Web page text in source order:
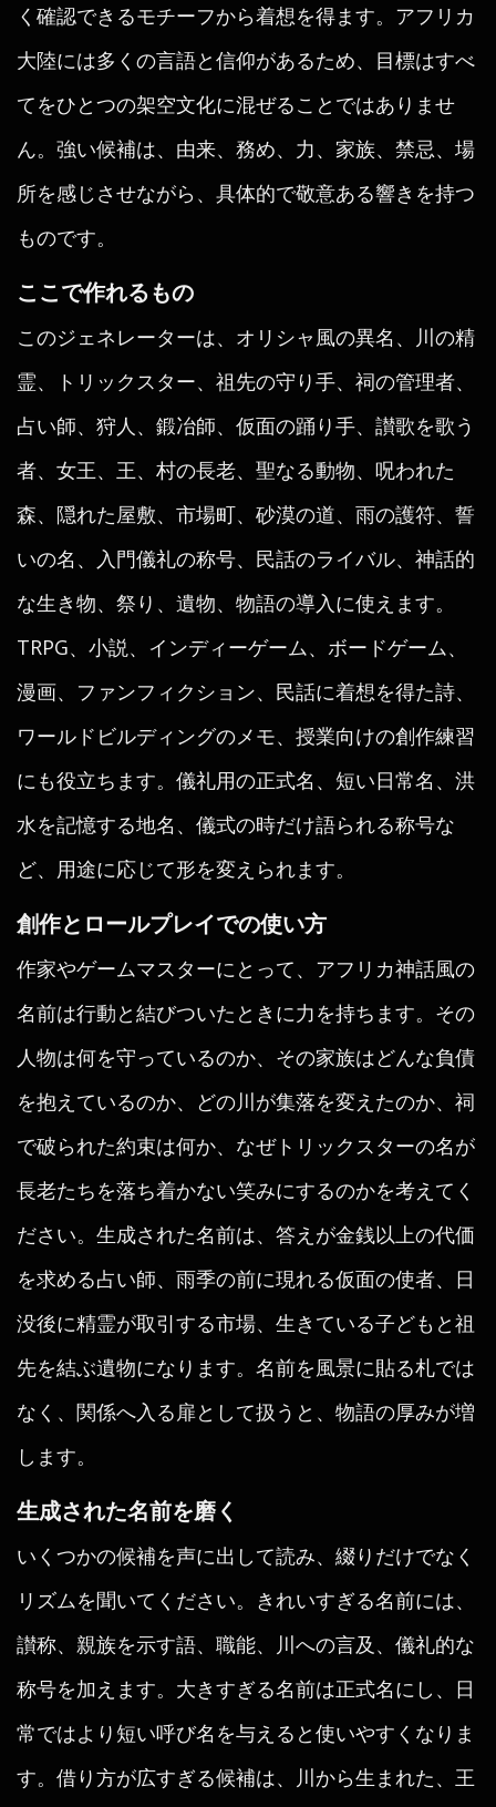
く確認できるモチーフから着想を得ます。アフリカ
大陸には多くの言語と信仰があるため、目標はすべ
てをひとつの架空文化に混ぜることではありませ
ん。強い候補は、由来、務め、力、家族、禁忌、場
所を感じさせながら、具体的で敬意ある響きを持つ
ものです。
ここで作れるもの
このジェネレーターは、オリシャ風の異名、川の精
霊、トリックスター、祖先の守り手、祠の管理者、
占い師、狩人、鍛冶師、仮面の踊り手、讃歌を歌う
者、女王、王、村の長老、聖なる動物、呪われた
森、隠れた屋敷、市場町、砂漠の道、雨の護符、誓
いの名、入門儀礼の称号、民話のライバル、神話的
な生き物、祭り、遺物、物語の導入に使えます。
TRPG、小説、インディーゲーム、ボードゲーム、
漫画、ファンフィクション、民話に着想を得た詩、
ワールドビルディングのメモ、授業向けの創作練習
にも役立ちます。儀礼用の正式名、短い日常名、洪
水を記憶する地名、儀式の時だけ語られる称号な
ど、用途に応じて形を変えられます。
創作とロールプレイでの使い方
作家やゲームマスターにとって、アフリカ神話風の
名前は行動と結びついたときに力を持ちます。その
人物は何を守っているのか、その家族はどんな負債
を抱えているのか、どの川が集落を変えたのか、祠
で破られた約束は何か、なぜトリックスターの名が
長老たちを落ち着かない笑みにするのかを考えてく
ださい。生成された名前は、答えが金銭以上の代価
を求める占い師、雨季の前に現れる仮面の使者、日
没後に精霊が取引する市場、生きている子どもと祖
先を結ぶ遺物になります。名前を風景に貼る札では
なく、関係へ入る扉として扱うと、物語の厚みが増
します。
生成された名前を磨く
いくつかの候補を声に出して読み、綴りだけでなく
リズムを聞いてください。きれいすぎる名前には、
讃称、親族を示す語、職能、川への言及、儀礼的な
称号を加えます。大きすぎる名前は正式名にし、日
常ではより短い呼び名を与えると使いやすくなりま
す。借り方が広すぎる候補は、川から生まれた、王